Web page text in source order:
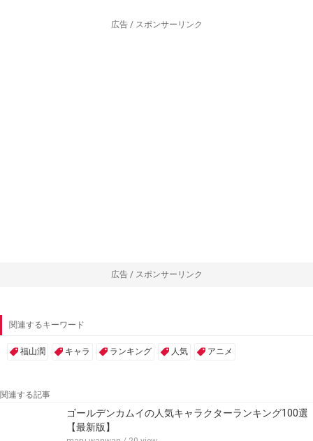
広告 / スポンサーリンク
広告 / スポンサーリンク
関連するキーワード
福山潤 キャラ ランキング 人気 アニメ
関連する記事
ゴールデンカムイの人気キャラクターランキング100選
【最新版】